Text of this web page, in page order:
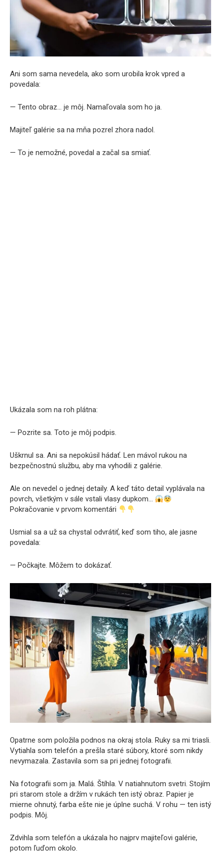
Ani som sama nevedela, ako som urobila krok vpred a
povedala:
— Tento obraz… je môj. Namaľovala som ho ja.
Majiteľ galérie sa na mňa pozrel zhora nadol.
— To je nemožné, povedal a začal sa smiať.
Ukázala som na roh plátna:
— Pozrite sa. Toto je môj podpis.
Uškrnul sa. Ani sa nepokúsil hádať. Len mávol rukou na
bezpečnostnú službu, aby ma vyhodili z galérie.
Ale on nevedel o jednej detaily. A keď táto detail vyplávala na
povrch, všetkým v sále vstali vlasy dupkom…
Pokračovanie v prvom komentári
Usmial sa a už sa chystal odvrátiť, keď som tiho, ale jasne
povedala:
— Počkajte. Môžem to dokázať.
Opatrne som položila podnos na okraj stola. Ruky sa mi triasli.
Vytiahla som telefón a prešla staré súbory, ktoré som nikdy
nevymazala. Zastavila som sa pri jednej fotografii.
Na fotografii som ja. Malá. Štíhla. V natiahnutom svetri. Stojím
pri starom stole a držím v rukách ten istý obraz. Papier je
mierne ohnutý, farba ešte nie je úplne suchá. V rohu — ten istý
podpis. Môj.
Zdvihla som telefón a ukázala ho najprv majiteľovi galérie,
potom ľuďom okolo.